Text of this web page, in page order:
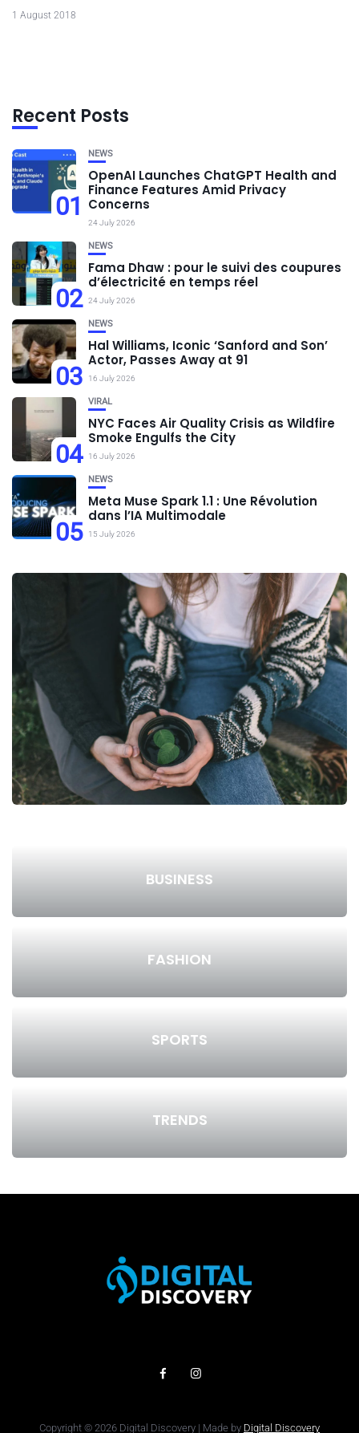
1 August 2018
Recent Posts
01
NEWS
OpenAI Launches ChatGPT Health and
Finance Features Amid Privacy
Concerns
24 July 2026
02
NEWS
Fama Dhaw : pour le suivi des coupures
d’électricité en temps réel
24 July 2026
03
NEWS
Hal Williams, Iconic ‘Sanford and Son’
Actor, Passes Away at 91
16 July 2026
04
VIRAL
NYC Faces Air Quality Crisis as Wildfire
Smoke Engulfs the City
16 July 2026
05
NEWS
Meta Muse Spark 1.1 : Une Révolution
dans l’IA Multimodale
15 July 2026
BUSINESS
FASHION
SPORTS
TRENDS
Copyright © 2026 Digital Discovery | Made by Digital Discovery